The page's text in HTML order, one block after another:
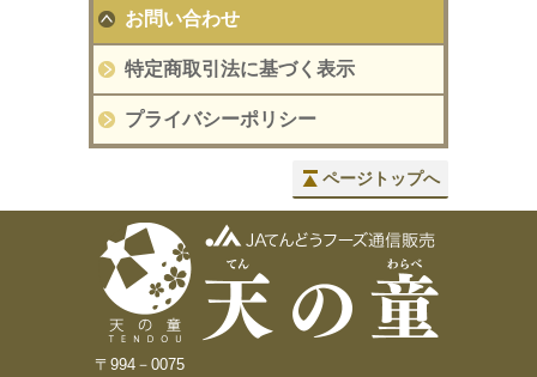
お問い合わせ
特定商取引法に基づく表示
プライバシーポリシー
ページトップへ
〒994－0075